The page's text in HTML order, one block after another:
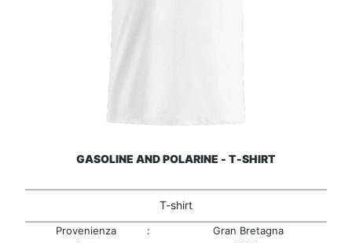
GASOLINE AND POLARINE - T-SHIRT
T-shirt
Provenienza :
Gran Bretagna